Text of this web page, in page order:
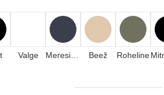
Valge Beež Roheline